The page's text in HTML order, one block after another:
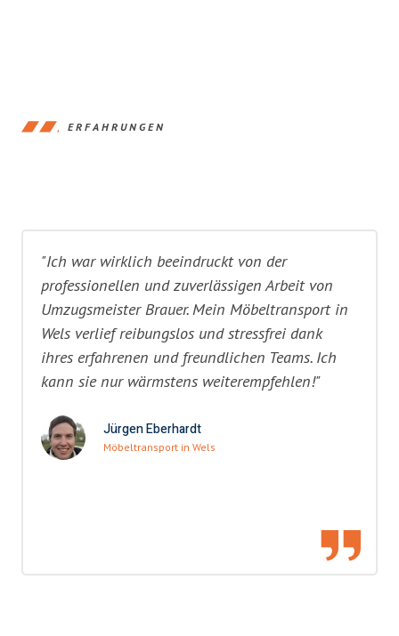
ERFAHRUNGEN
"Ich war wirklich beeindruckt von der
professionellen und zuverlässigen Arbeit von
Umzugsmeister Brauer. Mein Möbeltransport in
Wels verlief reibungslos und stressfrei dank
ihres erfahrenen und freundlichen Teams. Ich
kann sie nur wärmstens weiterempfehlen!"
Jürgen Eberhardt
Möbeltransport in Wels